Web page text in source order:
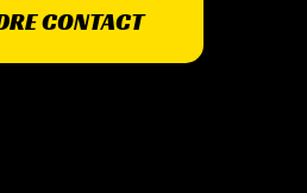
CONTACT